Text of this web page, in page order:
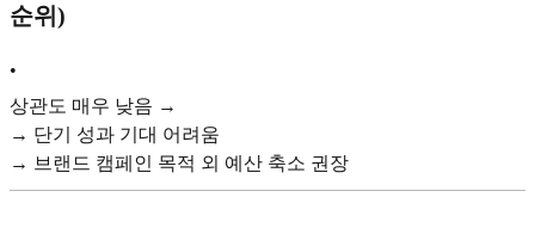
순위)
•
상관도 매우 낮음 →
→ 단기 성과 기대 어려움
→ 브랜드 캠페인 목적 외 예산 축소 권장